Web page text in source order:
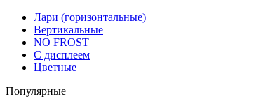
Лари (горизонтальные)
Вертикальные
NO FROST
С дисплеем
Цветные
Популярные